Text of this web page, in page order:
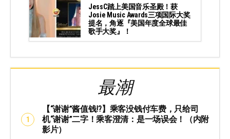
JessC踏上美国音乐圣殿！获
Josie Music Awards三项国际大奖
提名，角逐『美国年度全球最佳
歌手大奖』！
最潮
【“谢谢”酱值钱⁉️】乘客没钱付车费，只给司
机“谢谢”二字！乘客澄清：是一场误会！（内附
影片）